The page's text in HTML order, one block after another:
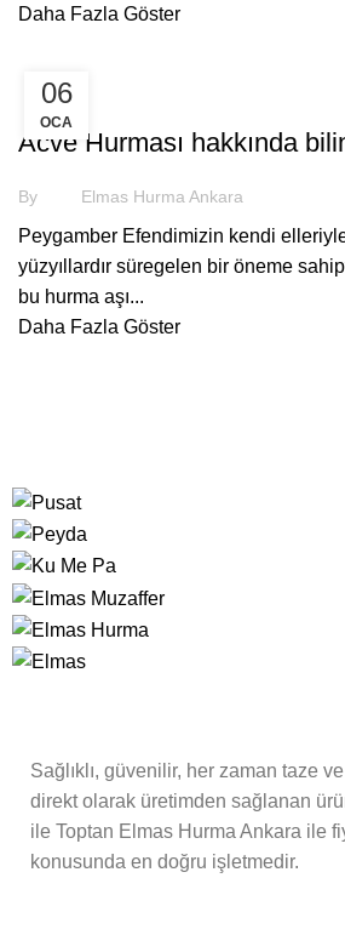
Daha Fazla Göster
06
OCA
ACVE HURMA
Acve Hurması hakkında
By Elmas Hurma Ankara
Peygamber Efendimizin kendi
yüzyıllardır süregelen bir öneme
bu hurma aşı...
Daha Fazla Göster
Sağlıklı, güvenilir, her zaman taze ve
direkt olarak üretimden sağlanan
ile Toptan Elmas Hurma Ankara ile
konusunda en doğru işletmedir.